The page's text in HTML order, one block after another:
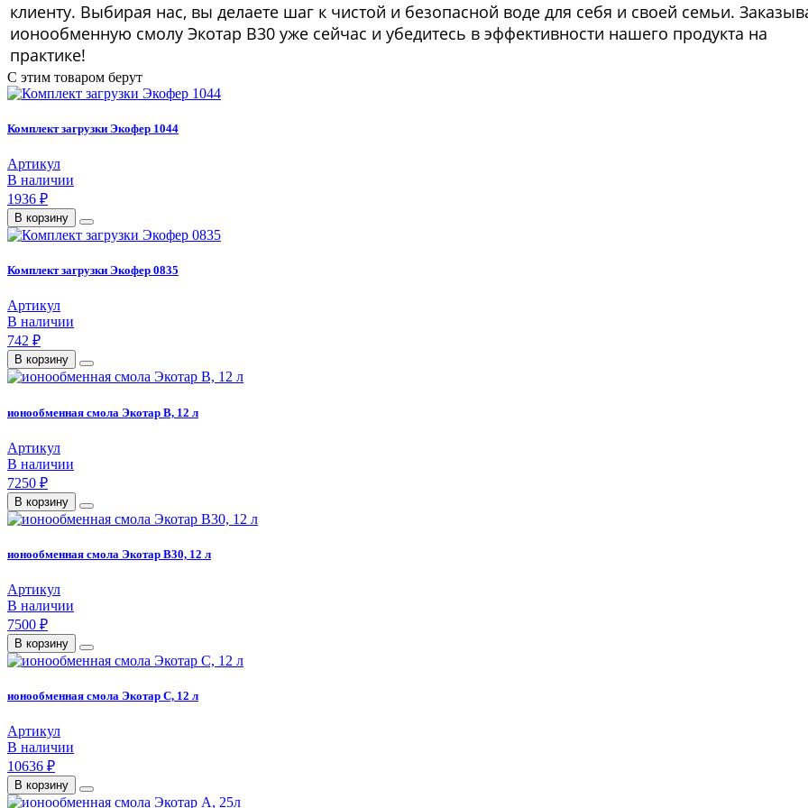
клиенту. Выбирая нас, вы делаете шаг к чистой и безопасной воде для себя и своей семьи.
ионообменную смолу Экотар В30 уже сейчас и убедитесь в эффективности нашего продукта на
практике!
С этим товаром берут
Комплект загрузки Экофер 1044
Артикул
В наличии
1936 ₽
В корзину
Комплект загрузки Экофер 0835
Артикул
В наличии
742 ₽
В корзину
ионообменная смола Экотар B, 12 л
Артикул
В наличии
7250 ₽
В корзину
ионообменная смола Экотар В30, 12 л
Артикул
В наличии
7500 ₽
В корзину
ионообменная смола Экотар С, 12 л
Артикул
В наличии
10636 ₽
В корзину